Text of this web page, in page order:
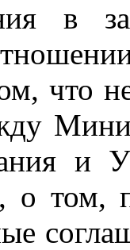
в
что
том,